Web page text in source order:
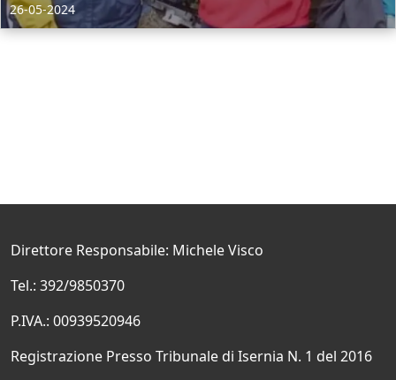
26-05-2024
Direttore Responsabile: Michele Visco
Tel.: 392/9850370
P.IVA.: 00939520946
Registrazione Presso Tribunale di Isernia N. 1 del 2016